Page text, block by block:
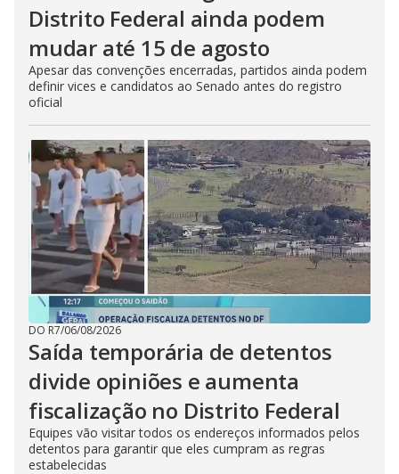
Distrito Federal ainda podem
mudar até 15 de agosto
Apesar das convenções encerradas, partidos ainda podem
definir vices e candidatos ao Senado antes do registro
oficial
DO R7/06/08/2026
Saída temporária de detentos
divide opiniões e aumenta
fiscalização no Distrito Federal
Equipes vão visitar todos os endereços informados pelos
detentos para garantir que eles cumpram as regras
estabelecidas